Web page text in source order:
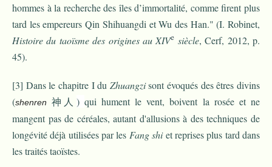
hommes à la recherche des îles d’immortalité, comme firent plus
tard les empereurs Qin Shihuangdi et Wu des Han." (I. Robinet,
Histoire du taoïsme des origines au XIVe siècle, Cerf, 2012, p.
45).
[3] Dans le chapitre I du Zhuangzisont évoqués des êtres divins
(shenren 神人 ) qui hument le vent, boivent la rosée et ne
mangent pas de céréales, autant d'allusions à des techniques de
longévité déjà utilisées par les Fang shiet reprises plus tard dans
les traités taoïstes.